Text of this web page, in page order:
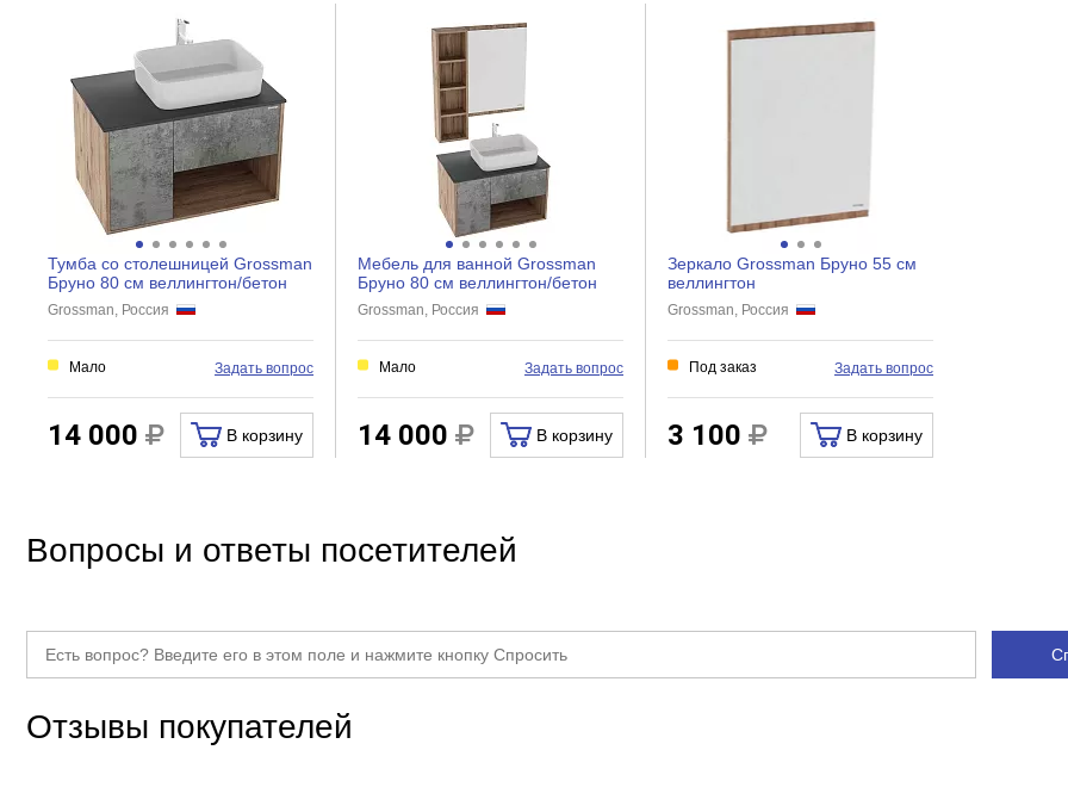
Тумба со столешницей Grossman
Бруно 80 см веллингтон/бетон
Grossman, Россия
Мало Задать вопрос
14 000 В корзину
Мебель для ванной Grossman
Бруно 80 см веллингтон/бетон
Grossman, Россия
Мало Задать вопрос
14 000 В корзину
Зеркало Grossman Бруно 55 см
веллингтон
Grossman, Россия
Под заказ Задать вопрос
3 100 В корзину
Вопросы и ответы посетителей
Отзывы покупателей